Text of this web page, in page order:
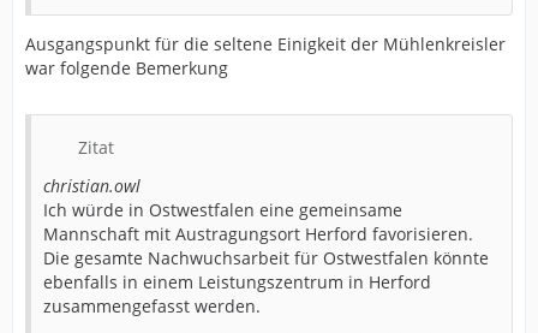
Ausgangspunkt für die seltene Einigkeit der Mühlenkreisler
war folgende Bemerkung
Zitat
christian.owl
Ich würde in Ostwestfalen eine gemeinsame
Mannschaft mit Austragungsort Herford favorisieren.
Die gesamte Nachwuchsarbeit für Ostwestfalen könnte
ebenfalls in einem Leistungszentrum in Herford
zusammengefasst werden.